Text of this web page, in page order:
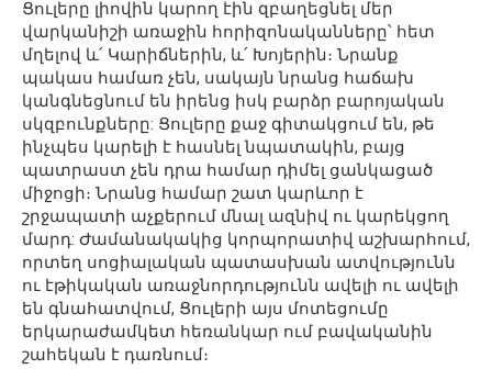
Ցուլերը լիովին կարող էին զբաղեցնել մեր
վարկանիշի առաջին հորիզոնականները՝ հետ
մղելով և՛ Կարիճներին, և՛ Խոյերին։ Նրանք
պակաս համառ չեն, սակայն նրանց հաճախ
կանգնեցնում են իրենց իսկ բարձր բարոյական
սկզբունքները: Ցուլերը քաջ գիտակցում են, թե
ինչպես կարելի է հասնել նպատակին, բայց
պատրաստ չեն դրա համար դիմել ցանկացած
միջոցի։ Նրանց համար շատ կարևոր է
շրջապատի աչքերում մնալ ազնիվ ու կարեկցող
մարդ: Ժամանակակից կորպորատիվ աշխարհում,
որտեղ սոցիալական պատասխան ատվությունն
ու էթիկական առաջնորդությունն ավելի ու ավելի
են գնահատվում, Ցուլերի այս մոտեցումը
երկարաժամկետ հեռանկար ում բավականին
շահեկան է դառնում։